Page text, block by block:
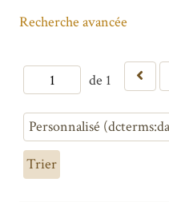
de 1
Recherche avancée
Trier